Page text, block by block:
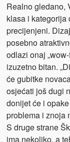
Realno gledano,
klasa i
precijenjeni.
posebno
odlazi onaj
izuzetno bitan.
će gubitke
osjećati još dugi
donijet će i
problema i znoja
S druge strane
ima nekoliko, a